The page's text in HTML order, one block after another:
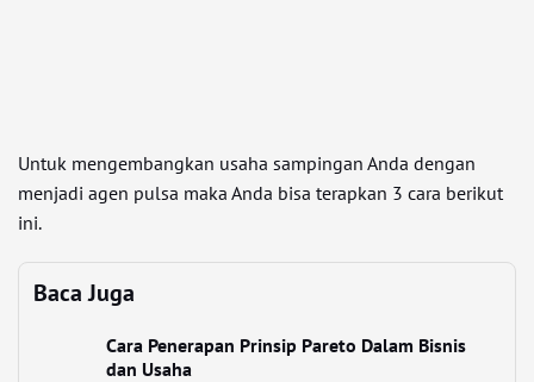
Untuk mengembangkan usaha sampingan Anda dengan
menjadi agen pulsa maka Anda bisa terapkan 3 cara berikut
ini.
Baca Juga
Cara Penerapan Prinsip Pareto Dalam Bisnis
dan Usaha